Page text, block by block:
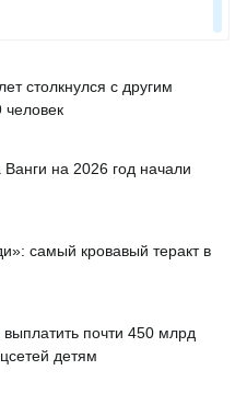
столкнулся с другим
человек
на 2026 год начали
самый кровавый теракт в
почти 450 млрд
детям